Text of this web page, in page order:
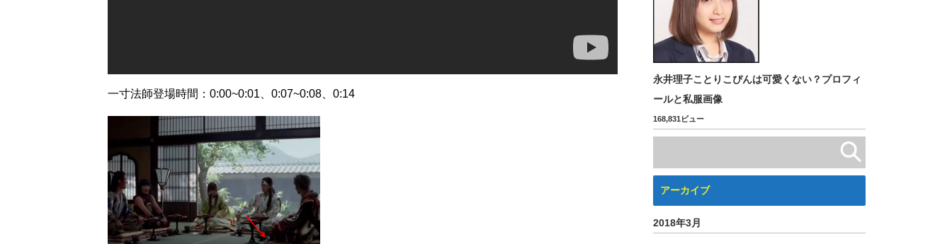
一寸法師登場時間：0:00~0:01、0:07~0:08、0:14
永井理子ことりこぴんは可愛くない？プロフィ
ールと私服画像
168,831ビュー
アーカイブ
2018年3月